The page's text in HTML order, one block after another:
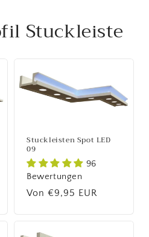
Stuckleiste
Stuckleisten Spot LED
09
96
Bewertungen
Normaler
Von €9,95 EUR